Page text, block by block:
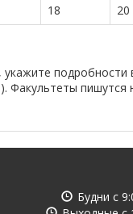
18 20
Будни с